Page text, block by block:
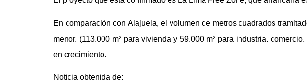
En comparación con Alajuela, el volumen de metros cuadrados
menor, (113.000 m² para vivienda y 59.000 m² para industria,
en crecimiento.
Noticia obtenida de: